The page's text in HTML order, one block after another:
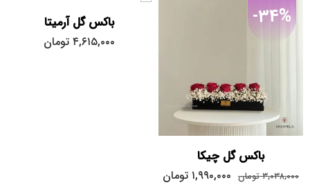
-34%
باکس گل چیکا
۳,۰۳۸,۰۰۰ تومان ۱,۹۹۰,۰۰۰ تومان
باکس گل آرمیتا
۴,۶۱۵,۰۰۰ تومان